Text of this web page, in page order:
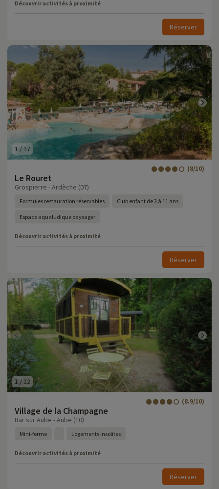
Découvrir activités à proximité
Réserver
1 /17
Le Rouret
(8/10)
Grospierre - Ardèche (07)
Formules restauration réservables Club enfant de 3 à 11 ans
Espace aqualudique paysager
Découvrir activités à proximité
Réserver
1 / 12
Village de la Champagne
(8.9/10)
Bar sur Aube - Aube (10)
Mini-ferme Logements insolites
Découvrir activités à proximité
Réserver